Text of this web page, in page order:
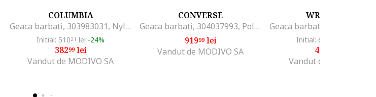
COLUMBIA
Geaca barbati, 303983031, Nylon, Verde, Verde
Initial: 51021 lei -24%
38299lei
Vandut de MODIVO SA
CONVERSE
Geaca barbati, 304037993, Poliester, Bej, Bej
91999lei
Vandut de MODIVO SA
WRANGLER
Initial: 670
430
Vandut de DenimKing